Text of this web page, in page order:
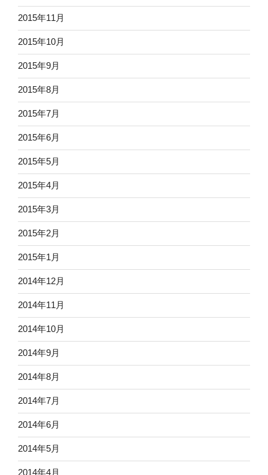
2015年11月
2015年10月
2015年9月
2015年8月
2015年7月
2015年6月
2015年5月
2015年4月
2015年3月
2015年2月
2015年1月
2014年12月
2014年11月
2014年10月
2014年9月
2014年8月
2014年7月
2014年6月
2014年5月
2014年4月